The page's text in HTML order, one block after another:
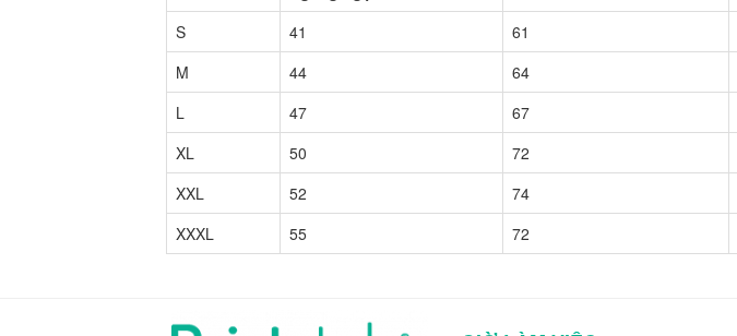
S
41 61
M
44 64
L
47 67
XL
50 72
XXL
52 74
XXXL
55 72